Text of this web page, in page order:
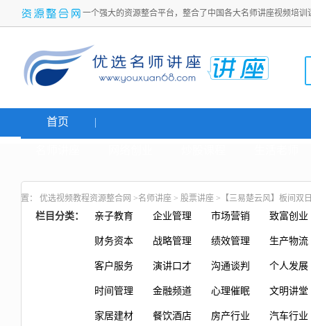
一个强大的资源整合平台，整合了中国各大名师讲座视频培
首页
置： 优选视频教程资源整合网 >名师讲座 > 股票讲座 >【三易楚云风】板间双
栏目分类： 亲子教育 企业管理 市场营销 致富创业
财务资本 战略管理 绩效管理 生产物流
客户服务 演讲口才 沟通谈判 个人发展
时间管理 金融频道 心理催眠 文明讲堂
家居建材 餐饮酒店 房产行业 汽车行业